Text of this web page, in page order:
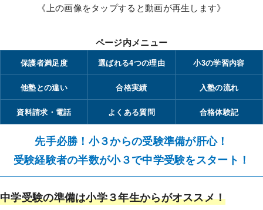
《上の画像をタップすると動画が再生します》
ページ内メニュー
保護者満足度 選ばれる4つの理由 小3の学習内容
他塾との違い 合格実績 入塾の流れ
資料請求・電話 よくある質問 合格体験記
先手必勝！小３からの受験準備が肝心！
受験経験者の半数が小３で中学受験をスタート！
中学受験の準備は小学３年生からがオススメ！